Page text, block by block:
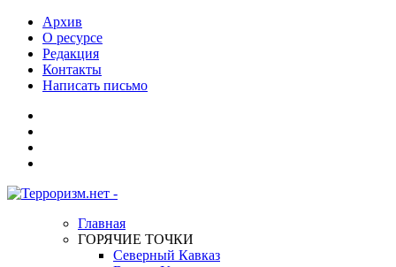
Архив
О ресурсе
Редакция
Контакты
Написать письмо
Главная
ГОРЯЧИЕ ТОЧКИ
Северный Кавказ